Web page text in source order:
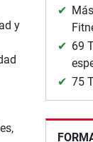
y
69
75